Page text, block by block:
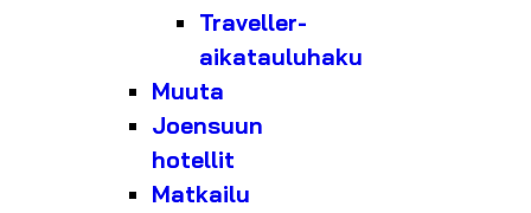
Traveller-
aikatauluhaku
Muuta
Joensuun
hotellit
Matkailu